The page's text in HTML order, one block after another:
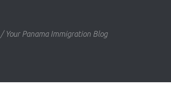
Your Panama Immigration Blog